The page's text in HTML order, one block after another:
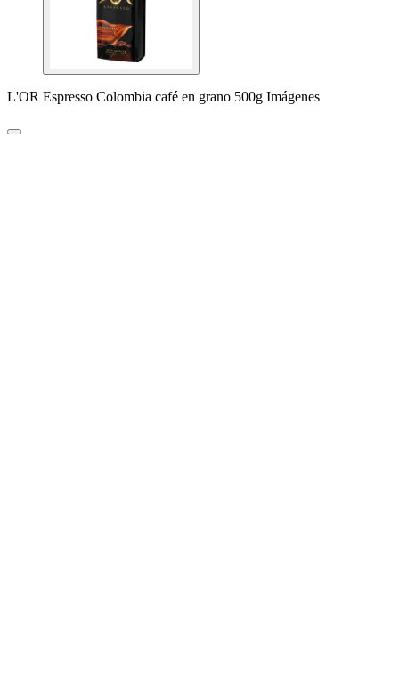
L'OR Espresso Colombia café en grano 500g Imágenes